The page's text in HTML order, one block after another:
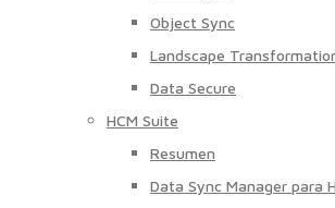
Object Sync
Landscape
Data Secure
HCM Suite
Resumen
Data Sync Manager para